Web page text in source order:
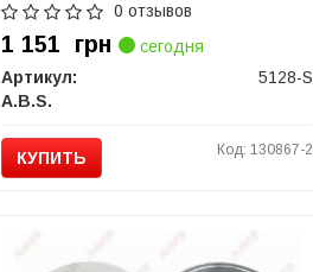
0 отзывов
1 151 грн
сегодня
Артикул:
5128-S
A.B.S.
КУПИТЬ Код: 130867-2